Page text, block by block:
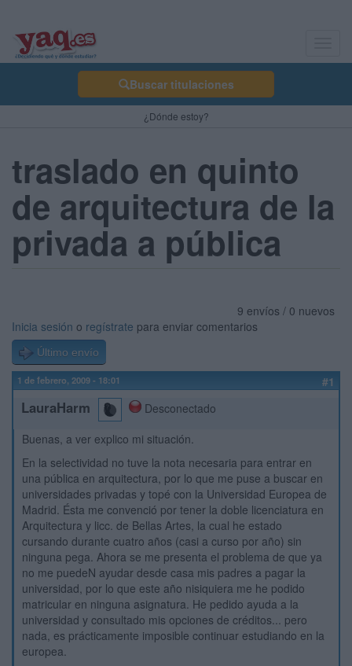
Buscar titulaciones
¿Dónde estoy?
traslado en quinto
de arquitectura de la
privada a pública
9 envíos / 0 nuevos
Inicia sesión o regístrate para enviar comentarios
Último envío
1 de febrero, 2009 - 18:01 #1
LauraHarm
Desconectado
Buenas, a ver explico mi situación.
En la selectividad no tuve la nota necesaria para entrar en
una pública en arquitectura, por lo que me puse a buscar en
universidades privadas y topé con la Universidad Europea de
Madrid. Ésta me convenció por tener la doble licenciatura en
Arquitectura y licc. de Bellas Artes, la cual he estado
cursando durante cuatro años (casi a curso por año) sin
ninguna pega. Ahora se me presenta el problema de que ya
no me puedeN ayudar desde casa mis padres a pagar la
universidad, por lo que este año nisiquiera me he podido
matricular en ninguna asignatura. He pedido ayuda a la
universidad y consultado mis opciones de créditos... pero
nada, es prácticamente imposible continuar estudiando en la
europea.